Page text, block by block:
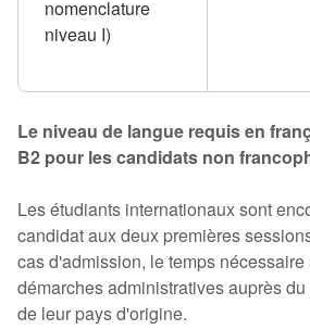
nomenclature
niveau I)
Le niveau de langue requis en
B2 pour les candidats non
Les étudiants internationaux sont
candidat aux deux premières
cas d'admission, le temps
démarches administratives auprès
de leur pays d'origine.